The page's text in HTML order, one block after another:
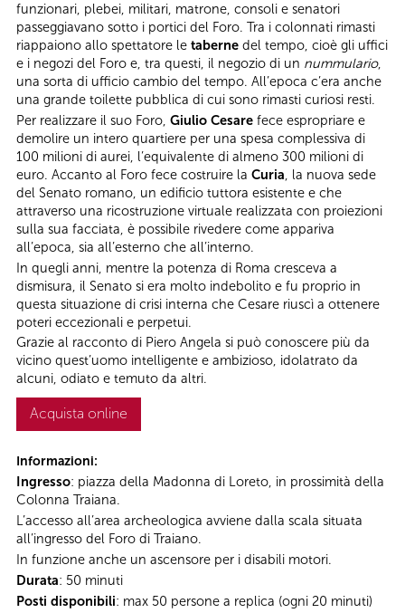
funzionari, plebei, militari, matrone, consoli e senatori
passeggiavano sotto i portici del Foro. Tra i colonnati rimasti
riappaiono allo spettatore le taberne del tempo, cioè gli uffici
e i negozi del Foro e, tra questi, il negozio di un nummulario,
una sorta di ufficio cambio del tempo. All’epoca c’era anche
una grande toilette pubblica di cui sono rimasti curiosi resti.
Per realizzare il suo Foro, Giulio Cesare fece espropriare e
demolire un intero quartiere per una spesa complessiva di
100 milioni di aurei, l’equivalente di almeno 300 milioni di
euro. Accanto al Foro fece costruire la Curia, la nuova sede
del Senato romano, un edificio tuttora esistente e che
attraverso una ricostruzione virtuale realizzata con proiezioni
sulla sua facciata, è possibile rivedere come appariva
all’epoca, sia all’esterno che all’interno.
In quegli anni, mentre la potenza di Roma cresceva a
dismisura, il Senato si era molto indebolito e fu proprio in
questa situazione di crisi interna che Cesare riuscì a ottenere
poteri eccezionali e perpetui.
Grazie al racconto di Piero Angela si può conoscere più da
vicino quest’uomo intelligente e ambizioso, idolatrato da
alcuni, odiato e temuto da altri.
Acquista online
Informazioni:
Ingresso: piazza della Madonna di Loreto, in prossimità della
Colonna Traiana.
L’accesso all’area archeologica avviene dalla scala situata
all’ingresso del Foro di Traiano.
In funzione anche un ascensore per i disabili motori.
Durata: 50 minuti
Posti disponibili: max 50 persone a replica (ogni 20 minuti)